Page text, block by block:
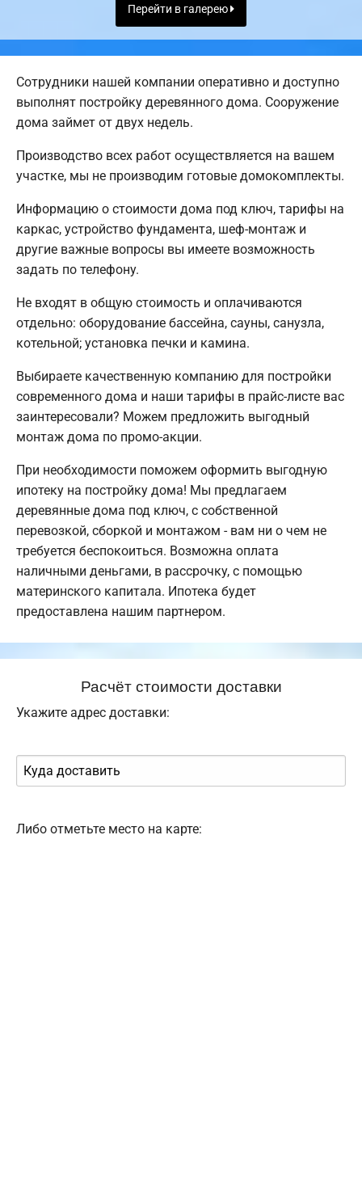
Перейти в галерею
Сотрудники нашей компании оперативно и доступно
выполнят постройку деревянного дома. Сооружение
дома займет от двух недель.
Производство всех работ осуществляется на вашем
участке, мы не производим готовые домокомплекты.
Информацию о стоимости дома под ключ, тарифы на
каркас, устройство фундамента, шеф-монтаж и
другие важные вопросы вы имеете возможность
задать по телефону.
Не входят в общую стоимость и оплачиваются
отдельно: оборудование бассейна, сауны, санузла,
котельной; установка печки и камина.
Выбираете качественную компанию для постройки
современного дома и наши тарифы в прайс-листе вас
заинтересовали? Можем предложить выгодный
монтаж дома по промо-акции.
При необходимости поможем оформить выгодную
ипотеку на постройку дома! Мы предлагаем
деревянные дома под ключ, с собственной
перевозкой, сборкой и монтажом - вам ни о чем не
требуется беспокоиться. Возможна оплата
наличными деньгами, в рассрочку, с помощью
материнского капитала. Ипотека будет
предоставлена нашим партнером.
Расчёт стоимости доставки
Укажите адрес доставки:
Либо отметьте место на карте: